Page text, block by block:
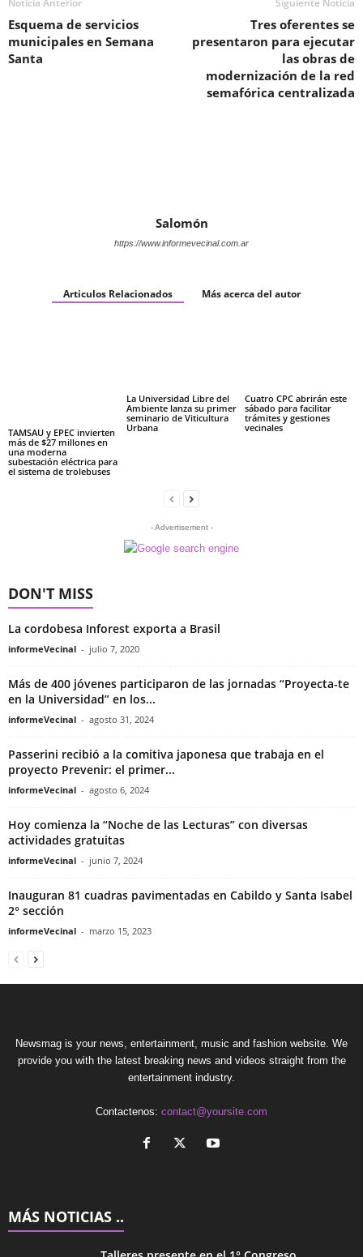
Noticia Anterior
Esquema de servicios
municipales en Semana
Santa
Siguiente Noticia
Tres oferentes se
presentaron para ejecutar
las obras de
modernización de la red
semafórica centralizada
Salomón
https://www.informevecinal.com.ar
Articulos Relacionados Más acerca del autor
TAMSAU y EPEC invierten
más de $27 millones en
una moderna
subestación eléctrica para
el sistema de trolebuses
La Universidad Libre del
Ambiente lanza su primer
seminario de Viticultura
Urbana
Cuatro CPC abrirán este
sábado para facilitar
trámites y gestiones
vecinales
- Advertisement -
DON'T MISS
La cordobesa Inforest exporta a Brasil
informeVecinal - julio 7, 2020
Más de 400 jóvenes participaron de las jornadas “Proyecta-te
en la Universidad” en los...
informeVecinal - agosto 31, 2024
Passerini recibió a la comitiva japonesa que trabaja en el
proyecto Prevenir: el primer...
informeVecinal - agosto 6, 2024
Hoy comienza la “Noche de las Lecturas” con diversas
actividades gratuitas
informeVecinal - junio 7, 2024
Inauguran 81 cuadras pavimentadas en Cabildo y Santa Isabel
2° sección
informeVecinal - marzo 15, 2023
Newsmag is your news, entertainment, music and fashion website. We
provide you with the latest breaking news and videos straight from the
entertainment industry.
Contactenos: contact@yoursite.com
MÁS NOTICIAS ..